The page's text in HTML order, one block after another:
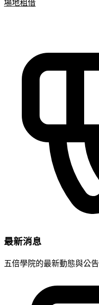
場地租借
最新消息
五倍學院的最新動態與公告